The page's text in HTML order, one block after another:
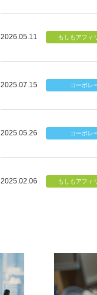
2026.05.11
2025.07.15
2025.05.26
2025.02.06